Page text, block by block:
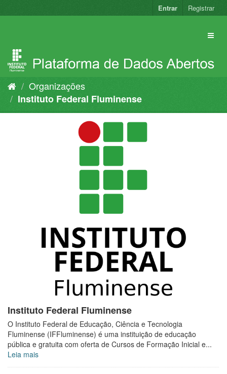
para
Entrar Registrar
Organizações
Instituto Federal Fluminense
Instituto Federal Fluminense
O Instituto Federal de Educação, Ciência e Tecnologia
Fluminense (IFFluminense) é uma instituição de educação
pública e gratuita com oferta de Cursos de Formação Inicial e...
Leia mais